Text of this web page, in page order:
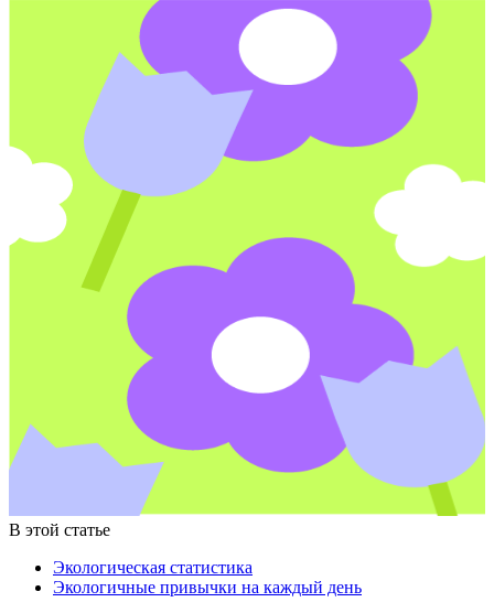
В этой статье
Экологическая статистика
Экологичные привычки на каждый день